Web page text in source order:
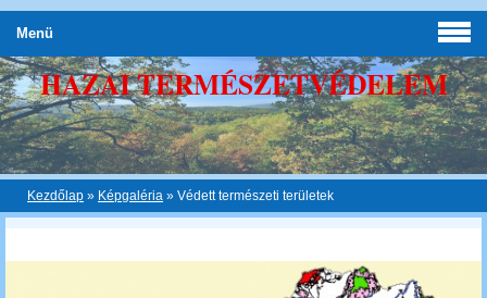
HAZAI TERMÉSZETVÉDELEM
Kezdőlap » Képgaléria » Védett természeti területek
Menü